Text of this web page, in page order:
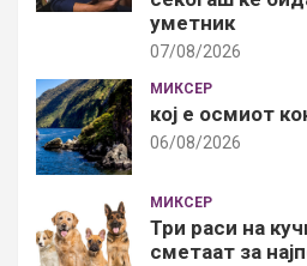
уметник
07/08/2026
МИКСЕР
кој е осмиот
06/08/2026
МИКСЕР
Три раси на
сметаат за